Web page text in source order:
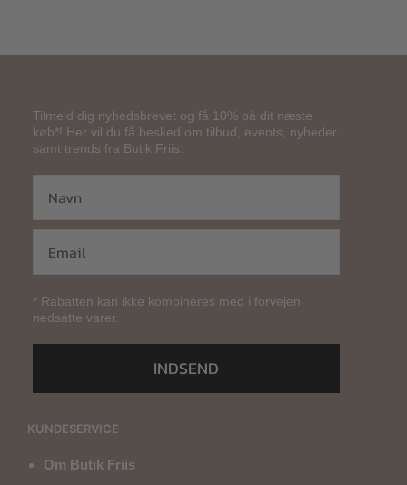
Tilmeld dig nyhedsbrevet og få 10% på dit næste
køb*! Her vil du få besked om tilbud, events, nyheder
samt trends fra Butik Friis.
* Rabatten kan ikke kombineres med i forvejen
nedsatte varer.
INDSEND
KUNDESERVICE
Om Butik Friis